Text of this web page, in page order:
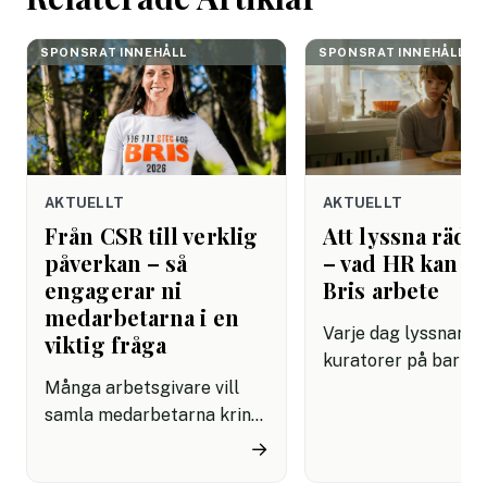
SPONSRAT INNEHÅLL
AKTUELLT
Från CSR till verklig
påverkan – så
engagerar ni
medarbetarna i en
viktig fråga
Många arbetsgivare vill
samla medarbetarna kring
→
SPONSRAT INNEHÅLL
AKTUELLT
Att lyssna
– vad HR kan
Bris arbete
Varje dag lyssnar
kuratorer på barn